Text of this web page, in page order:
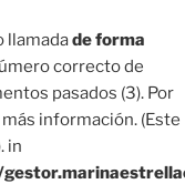
llamadade forma
correcto de
pasados ​​(3). Por
más información. (Este
in